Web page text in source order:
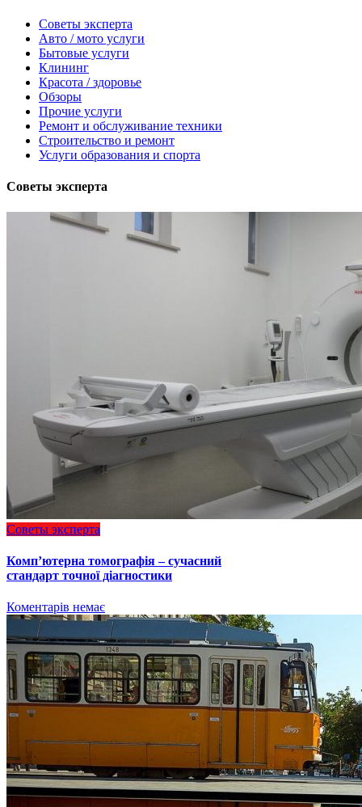
Советы эксперта
Авто / мото услуги
Бытовые услуги
Клининг
Красота / здоровье
Обзоры
Прочие услуги
Ремонт и обслуживание техники
Строительство и ремонт
Услуги образования и спорта
Советы эксперта
Советы эксперта
Комп’ютерна томографія – сучасний
стандарт точної діагностики
Коментарів немає